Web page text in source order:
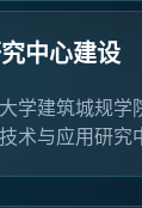
中心建设
学建筑城规学
术与应用研究